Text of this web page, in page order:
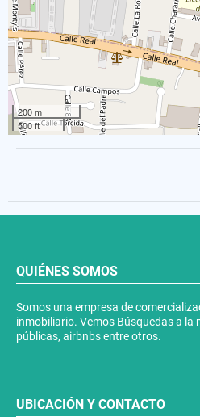
200 m
500 ft
QUIÉNES SOMOS
Somos una empresa de
inmobiliario. Vemos Búsquedas a la
públicas, airbnbs entre otros.
UBICACIÓN Y CONTACTO